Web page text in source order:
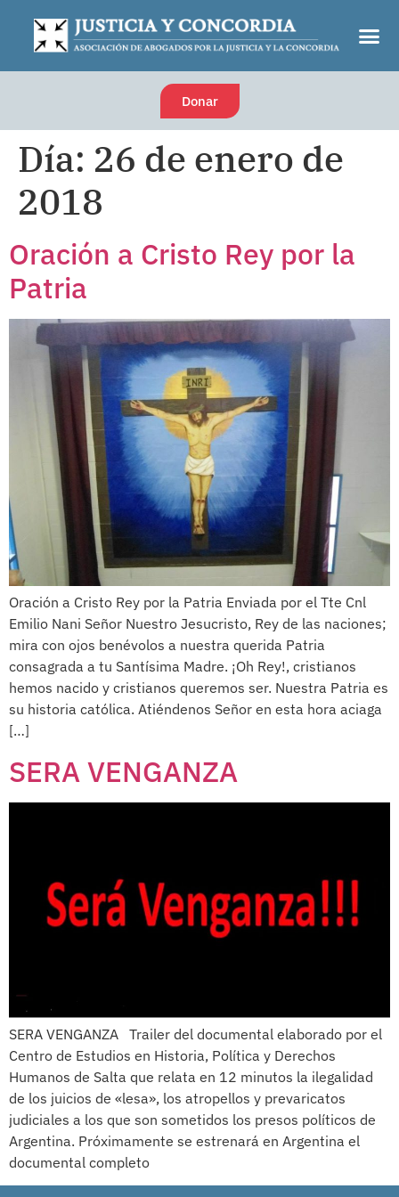
Donar
Día: 26 de enero de
2018
Oración a Cristo Rey por la
Patria
Oración a Cristo Rey por la Patria Enviada por el Tte Cnl
Emilio Nani Señor Nuestro Jesucristo, Rey de las naciones;
mira con ojos benévolos a nuestra querida Patria
consagrada a tu Santísima Madre. ¡Oh Rey!, cristianos
hemos nacido y cristianos queremos ser. Nuestra Patria es
su historia católica. Atiéndenos Señor en esta hora aciaga
[…]
SERA VENGANZA
SERA VENGANZA Trailer del documental elaborado por el
Centro de Estudios en Historia, Política y Derechos
Humanos de Salta que relata en 12 minutos la ilegalidad
de los juicios de «lesa», los atropellos y prevaricatos
judiciales a los que son sometidos los presos políticos de
Argentina. Próximamente se estrenará en Argentina el
documental completo